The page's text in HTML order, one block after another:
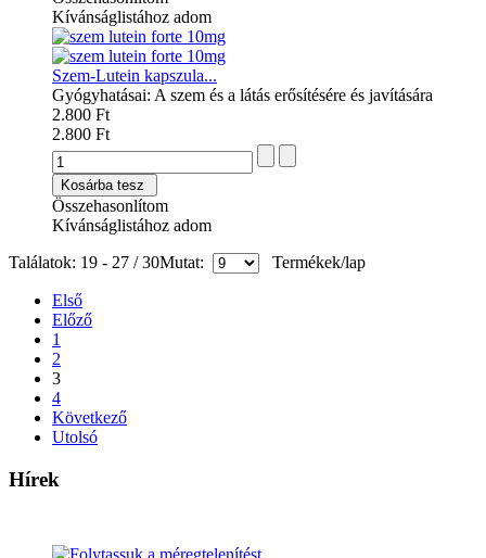
Kívánságlistához adom
Szem-Lutein kapszula...
Gyógyhatásai: A szem és a látás erősítésére és javítására
2.800 Ft
2.800 Ft
Kosárba tesz
Összehasonlítom
Kívánságlistához adom
Találatok: 19 - 27 / 30Mutat: Termékek/lap
Első
Előző
1
2
3
4
Következő
Utolsó
Hírek